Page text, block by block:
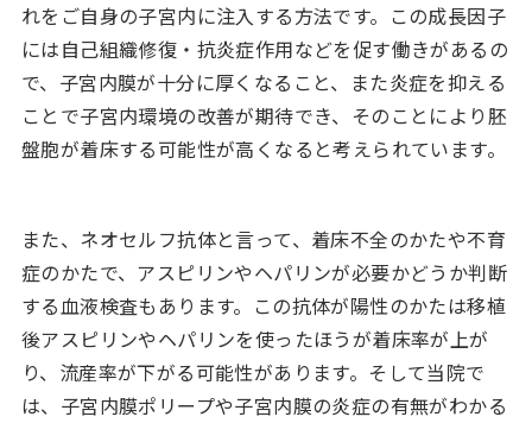
れをご自身の子宮内に注入する方法です。この成長因子
には自己組織修復・抗炎症作用などを促す働きがあるの
で、子宮内膜が十分に厚くなること、また炎症を抑える
ことで子宮内環境の改善が期待でき、そのことにより胚
盤胞が着床する可能性が高くなると考えられています。
また、ネオセルフ抗体と言って、着床不全のかたや不育
症のかたで、アスピリンやヘパリンが必要かどうか判断
する血液検査もあります。この抗体が陽性のかたは移植
後アスピリンやヘパリンを使ったほうが着床率が上が
り、流産率が下がる可能性があります。そして当院で
は、子宮内膜ポリープや子宮内膜の炎症の有無がわかる